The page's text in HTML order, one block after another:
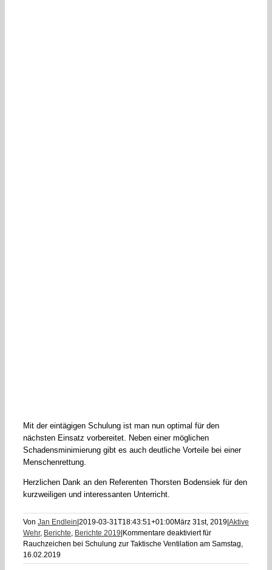
Mit der eintägigen Schulung ist man nun optimal für den
nächsten Einsatz vorbereitet. Neben einer möglichen
Schadensminimierung gibt es auch deutliche Vorteile bei einer
Menschenrettung.
Herzlichen Dank an den Referenten Thorsten Bodensiek für den
kurzweiligen und interessanten Unterricht.
Von Jan Endlein 2019-03-31T18:43:51+01:00März 31st, 2019 Aktive
Wehr, Berichte, Berichte 2019 Kommentare deaktiviertfür
Rauchzeichen bei Schulung zur Taktische Ventilation am Samstag,
16.02.2019